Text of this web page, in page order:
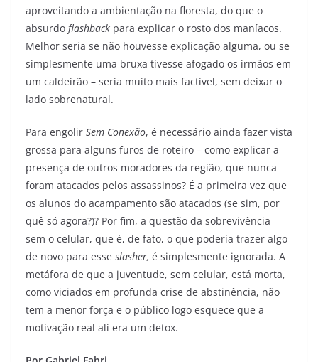
aproveitando a ambientação na floresta, do que o
absurdo flashback para explicar o rosto dos maníacos.
Melhor seria se não houvesse explicação alguma, ou se
simplesmente uma bruxa tivesse afogado os irmãos em
um caldeirão – seria muito mais factível, sem deixar o
lado sobrenatural.
Para engolir Sem Conexão, é necessário ainda fazer vista
grossa para alguns furos de roteiro – como explicar a
presença de outros moradores da região, que nunca
foram atacados pelos assassinos? É a primeira vez que
os alunos do acampamento são atacados (se sim, por
quê só agora?)? Por fim, a questão da sobrevivência
sem o celular, que é, de fato, o que poderia trazer algo
de novo para esse slasher, é simplesmente ignorada. A
metáfora de que a juventude, sem celular, está morta,
como viciados em profunda crise de abstinência, não
tem a menor força e o público logo esquece que a
motivação real ali era um detox.